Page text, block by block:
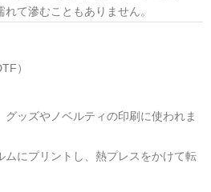
て滲むこともありません。
）
ッズやノベルティの印刷に使われま
ムにプリントし、熱プレスをかけて転